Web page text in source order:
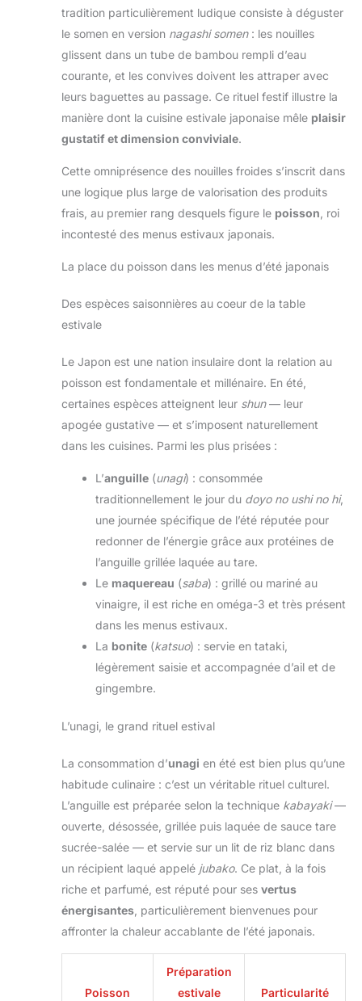
tradition particulièrement ludique consiste à déguster
le somen en version nagashi somen: les nouilles
glissent dans un tube de bambou rempli d’eau
courante, et les convives doivent les attraper avec
leurs baguettes au passage. Ce rituel festif illustre la
manière dont la cuisine estivale japonaise mêle plaisir
gustatif et dimension conviviale.
Cette omniprésence des nouilles froides s’inscrit dans
une logique plus large de valorisation des produits
frais, au premier rang desquels figure le poisson , roi
incontesté des menus estivaux japonais.
La place du poisson dans les menus d’été japonais
Des espèces saisonnières au coeur de la table
estivale
Le Japon est une nation insulaire dont la relation au
poisson est fondamentale et millénaire. En été,
certaines espèces atteignent leur shun— leur
apogée gustative — et s’imposent naturellement
dans les cuisines. Parmi les plus prisées :
L’anguille (unagi) : consommée
traditionnellement le jour du doyo no ushi no hi,
une journée spécifique de l’été réputée pour
redonner de l’énergie grâce aux protéines de
l’anguille grillée laquée au tare.
Le maquereau (saba) : grillé ou mariné au
vinaigre, il est riche en oméga-3 et très présent
dans les menus estivaux.
La bonite (katsuo) : servie en tataki,
légèrement saisie et accompagnée d’ail et de
gingembre.
L’unagi, le grand rituel estival
La consommation d’unagi en été est bien plus qu’une
habitude culinaire : c’est un véritable rituel culturel.
L’anguille est préparée selon la technique kabayaki—
ouverte, désossée, grillée puis laquée de sauce tare
sucrée-salée — et servie sur un lit de riz blanc dans
un récipient laqué appelé jubako. Ce plat, à la fois
riche et parfumé, est réputé pour ses vertus
énergisantes , particulièrement bienvenues pour
affronter la chaleur accablante de l’été japonais.
Poisson
Préparation
estivale
Particularité